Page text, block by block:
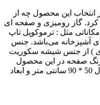
انتخاب این محصول چه از
کرد. گاز رومیزی و صفحه ای
مثل : ترموکوپل تاپ
آشپزخانه می‌باشد. جنس
) از جنس شیشه سکوریت
صفحه در این محصول
برنگ مشکی می‌باشد. ابعاد این محصول 50 * 90 سانتی متر و ابعاد